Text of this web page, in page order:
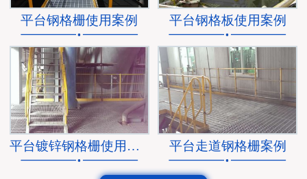
平台钢格栅使用案例 平台钢格板使用案例
平台镀锌钢格栅使用案例 平台走道钢格栅案例